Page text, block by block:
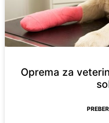
Oprema za